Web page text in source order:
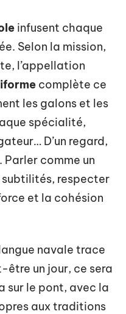
infusent chaque
Selon la mission,
l’appellation
complète ce
les galons et les
spécialité,
D’un regard,
Parler comme un
subtilités, respecter
et la cohésion
navale trace
être un jour, ce sera
sur le pont, avec la
aux traditions